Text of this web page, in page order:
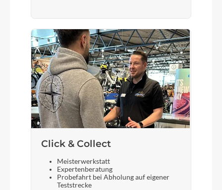
Click & Collect
Meisterwerkstatt
Expertenberatung
Probefahrt bei Abholung auf eigener
Teststrecke